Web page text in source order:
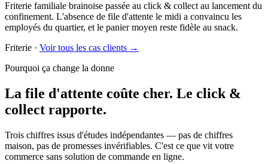
Friterie familiale brainoise passée au click & collect au lancement du
confinement. L'absence de file d'attente le midi a convaincu les
employés du quartier, et le panier moyen reste fidèle au snack.
Friterie · Voir tous les cas clients →
Pourquoi ça change la donne
La file d'attente coûte cher. Le click &
collect rapporte.
Trois chiffres issus d'études indépendantes — pas de chiffres
maison, pas de promesses invérifiables. C'est ce que vit votre
commerce sans solution de commande en ligne.